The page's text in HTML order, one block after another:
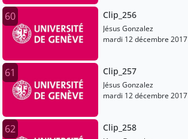
60 Clip_256
Jésus Gonzalez
mardi 12 décembre 2017
61 Clip_257
Jésus Gonzalez
mardi 12 décembre 2017
62 Clip_258